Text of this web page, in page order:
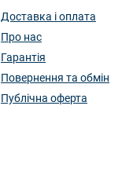
Доставка і оплата
Про нас
Гарантія
Повернення та обмін
Публічна оферта